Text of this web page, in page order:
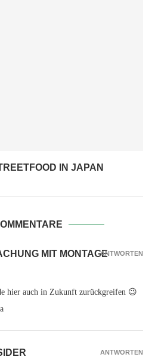
IN JAPAN
MIT MONTAGE
hier auch in Zukunft zurückgreifen 😉
ANTWORTEN
ANTWORTEN